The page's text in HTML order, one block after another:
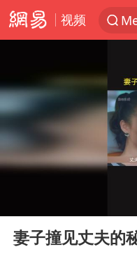
视频
印
Play
妻子撞见丈夫的